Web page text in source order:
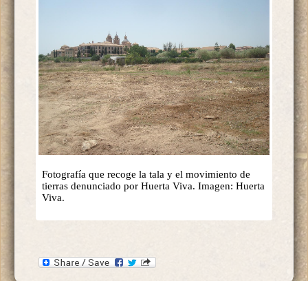
Fotografía que recoge la tala y el movimiento de
tierras denunciado por Huerta Viva. Imagen: Huerta
Viva.